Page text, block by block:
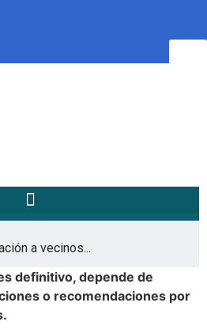
de Vivienda y
Medellín
a vecinos...
definitivo, depende de
o recomendaciones por